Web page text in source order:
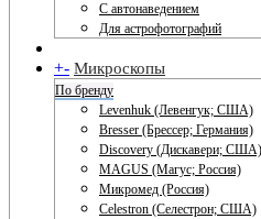
С автонаведением
Для астрофотографий
+- Микроскопы
По бренду
Levenhuk (Левенгук; США)
Bresser (Брессер; Германия)
Discovery (Дискавери; США)
MAGUS (Магус; Россия)
Микромед (Россия)
Celestron (Селестрон; США)